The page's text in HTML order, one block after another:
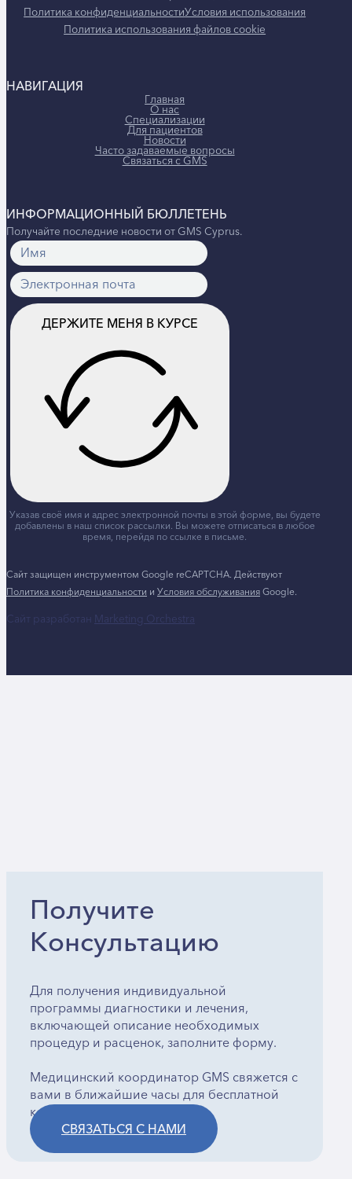
Политика конфиденциальностиУсловия использования
Политика использования файлов cookie
НАВИГАЦИЯ
Главная
О нас
Специализации
Для пациентов
Новости
Часто задаваемые вопросы
Связаться с GMS
ИНФОРМАЦИОННЫЙ БЮЛЛЕТЕНЬ
Получайте последние новости от GMS Cyprus.
ДЕРЖИТЕ МЕНЯ В КУРСЕ
Указав своё имя и адрес электронной почты в этой форме, вы будете
добавлены в наш список рассылки. Вы можете отписаться в любое
время, перейдя по ссылке в письме.
Сайт защищен инструментом Google reCAPTCHA. Действуют
Политика конфиденциальностииУсловия обслуживанияGoogle.
Сайт разработан Marketing Orchestra
Получите
Консультацию
Для получения индивидуальной
программы диагностики и лечения,
включающей описание необходимых
процедур и расценок, заполните форму.
Медицинский координатор GMS свяжется с
вами в ближайшие часы для бесплатной
консультации.
СВЯЗАТЬСЯ С НАМИ